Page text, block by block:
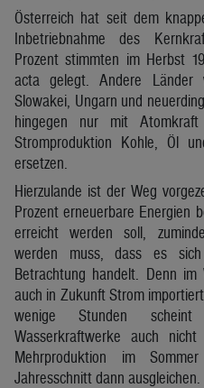
Österreich hat seit dem
Inbetriebnahme des
Prozent stimmten im Herbst
acta gelegt. Andere Länder
Slowakei, Ungarn und
hingegen nur mit
Stromproduktion Kohle, Öl
ersetzen.
Hierzulande ist der Weg
Prozent erneuerbare Energien
erreicht werden soll,
werden muss, dass es
Betrachtung handelt. Denn
auch in Zukunft Strom
wenige Stunden
Wasserkraftwerke auch
Mehrproduktion im
Jahresschnitt dann ausgleichen.